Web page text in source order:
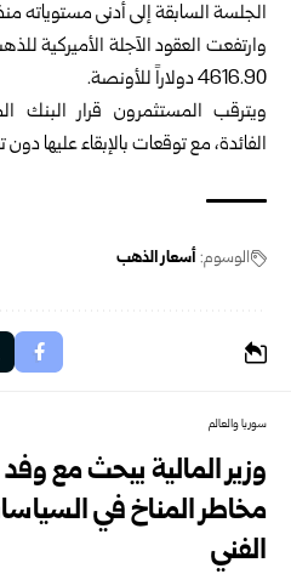
الجلسة السابقة إلى أدنى مستوياته
4616.90 دولاراً للأونصة.
ويترقب المستثمرون قرار البنك
الفائدة، مع توقعات بالإبقاء عليها دون
الوسوم: أسعار الذهب
سوريا والعالم
مخاطر المناخ في
الفني